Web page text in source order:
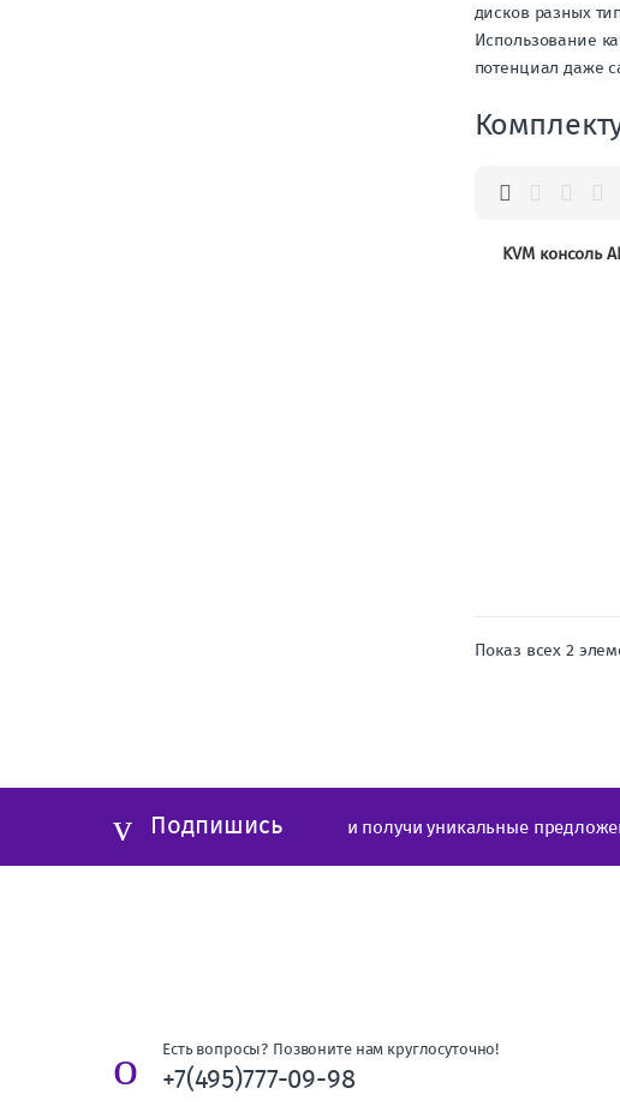
дисков разных
Использование
потенциал даже
KVM консоль
Показ всех 2
Подпишись и получи уникальные
Есть вопросы? Позвоните нам круглосуточно!
+7(495)777-09-98